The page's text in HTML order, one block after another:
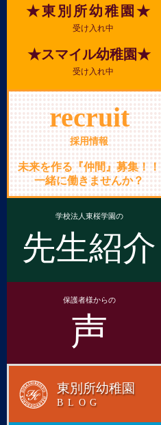
★東別所幼稚園★
受け入れ中
★スマイル幼稚園★
受け入れ中
recruit
採用情報
未来を作る『仲間』募集！！
一緒に働きませんか？
学校法人東桜学園の
先生紹介
保護者様からの
声
東別所幼稚園
BLOG